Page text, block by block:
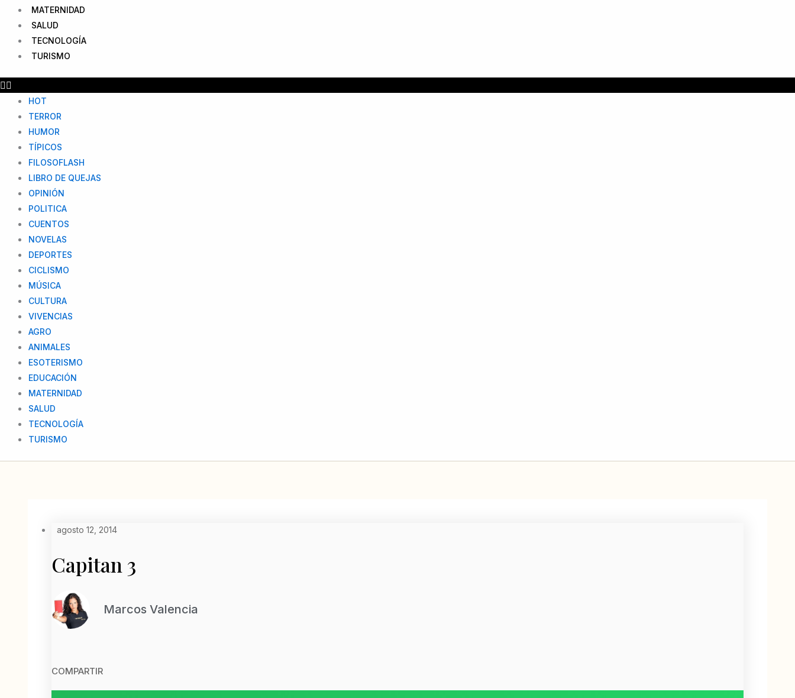
MATERNIDAD
SALUD
TECNOLOGÍA
TURISMO
HOT
TERROR
HUMOR
TÍPICOS
FILOSOFLASH
LIBRO DE QUEJAS
OPINIÓN
POLITICA
CUENTOS
NOVELAS
DEPORTES
CICLISMO
MÚSICA
CULTURA
VIVENCIAS
AGRO
ANIMALES
ESOTERISMO
EDUCACIÓN
MATERNIDAD
SALUD
TECNOLOGÍA
TURISMO
agosto 12, 2014
Capitan 3
Marcos Valencia
COMPARTIR